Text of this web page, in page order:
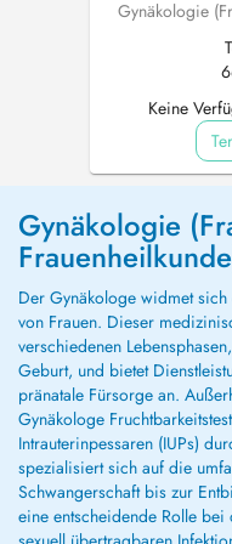
Gynäkologie
Keine
Gynäkologie
Der Gynäkologe widmet
von Frauen. Dieser
verschiedenen
Geburt, und bietet
pränatale Fürsorge an.
Gynäkologe
Intrauterinpessaren (IUPs)
spezialisiert sich auf die
Schwangerschaft bis zur
eine entscheidende Rolle bei